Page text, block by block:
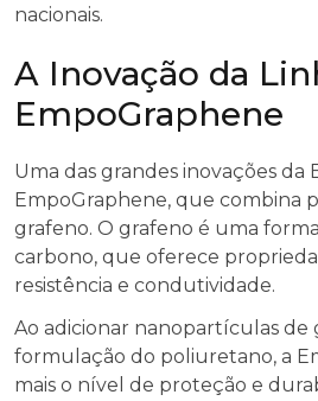
nacionais.
A Inovação da
EmpoGraphene
Uma das grandes inovações da
EmpoGraphene, que combina
grafeno. O grafeno é uma
carbono, que oferece
resistência e condutividade.
Ao adicionar nanopartículas de
formulação do poliuretano, a
mais o nível de proteção e